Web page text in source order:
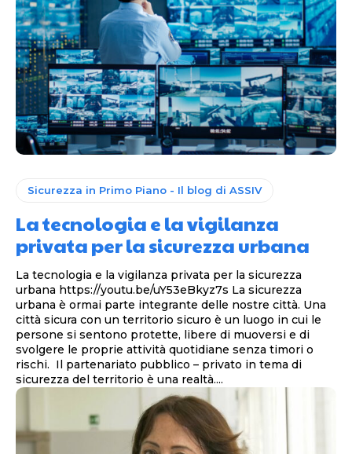
Sicurezza in Primo Piano - Il blog di ASSIV
La tecnologia e la vigilanza
privata per la sicurezza urbana
La tecnologia e la vigilanza privata per la sicurezza
urbana https://youtu.be/uY53eBkyz7s La sicurezza
urbana è ormai parte integrante delle nostre città. Una
città sicura con un territorio sicuro è un luogo in cui le
persone si sentono protette, libere di muoversi e di
svolgere le proprie attività quotidiane senza timori o
rischi. Il partenariato pubblico – privato in tema di
sicurezza del territorio è una realtà....